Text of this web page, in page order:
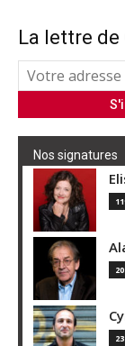
La lettre de
Nos signatures